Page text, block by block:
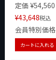
定価 ¥54,560
¥43,648税込
会員特別価格
カートに入れる